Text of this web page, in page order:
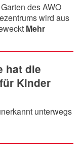
des AWO
wird aus
Mehr
hat die
Kinder
unterwegs